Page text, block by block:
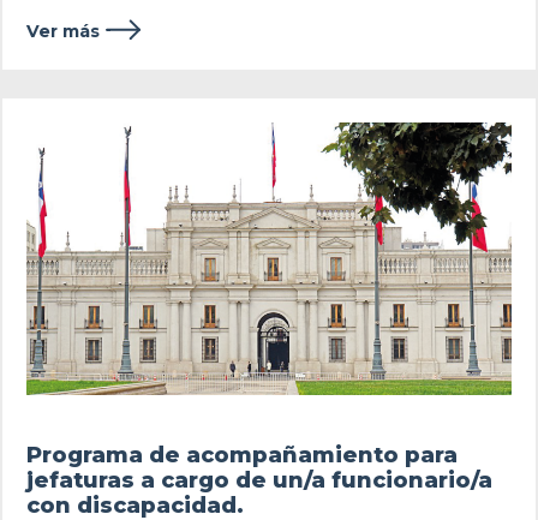
Ver más
Programa de acompañamiento para
jefaturas a cargo de un/a funcionario/a
con discapacidad.